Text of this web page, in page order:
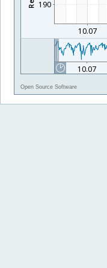
Open Source Software